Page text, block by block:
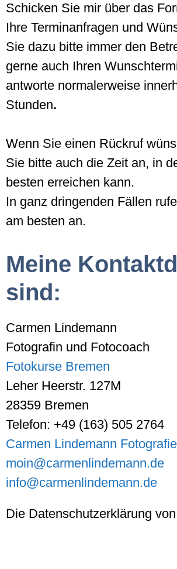
Schicken Sie mir über das
Ihre Terminanfragen und
Sie dazu bitte immer den
gerne auch Ihren
antworte normalerweise
Stunden.
Wenn Sie einen Rückruf
Sie bitte auch die Zeit an, in
besten erreichen kann.
In ganz dringenden Fällen
am besten an.
Meine
sind:
Carmen Lindemann
Fotografin und Fotocoach
Fotokurse Bremen
Leher Heerstr. 127M
28359 Bremen
Telefon: +49 (163) 505 2764
Carmen Lindemann Fotografie
moin@carmenlindemann.de
info@carmenlindemann.de
Die Datenschutzerklärung